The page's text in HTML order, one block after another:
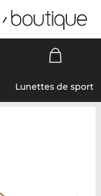
Lunettes de sport